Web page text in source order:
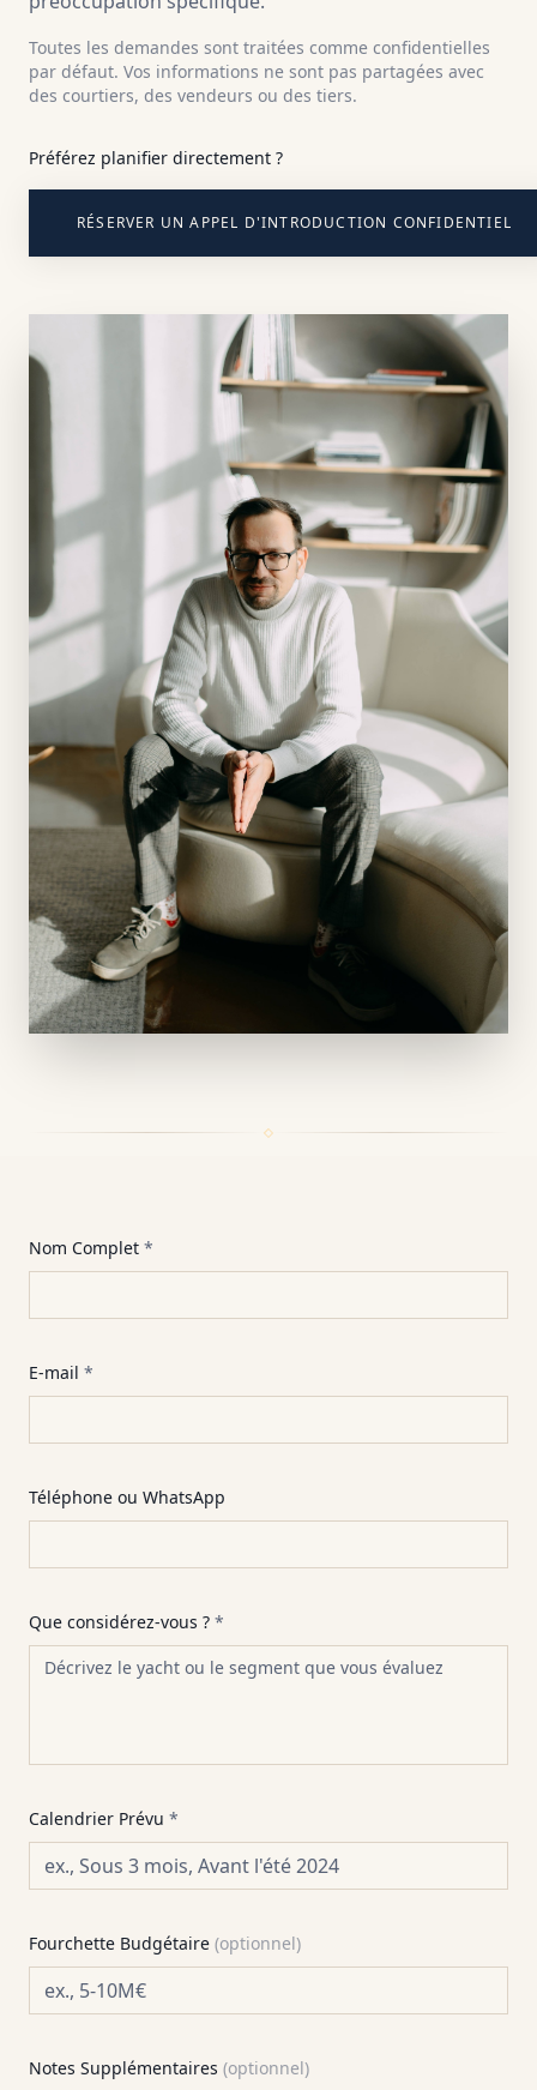
Toutes les demandes sont traitées comme confidentielles
par défaut. Vos informations ne sont pas partagées avec
des courtiers, des vendeurs ou des tiers.
Préférez planifier directement ?
RÉSERVER UN APPEL D'INTRODUCTION CONFIDENTIEL
Nom Complet *
E-mail *
Téléphone ou WhatsApp
Que considérez-vous ? *
Calendrier Prévu *
Fourchette Budgétaire (optionnel)
Notes Supplémentaires (optionnel)